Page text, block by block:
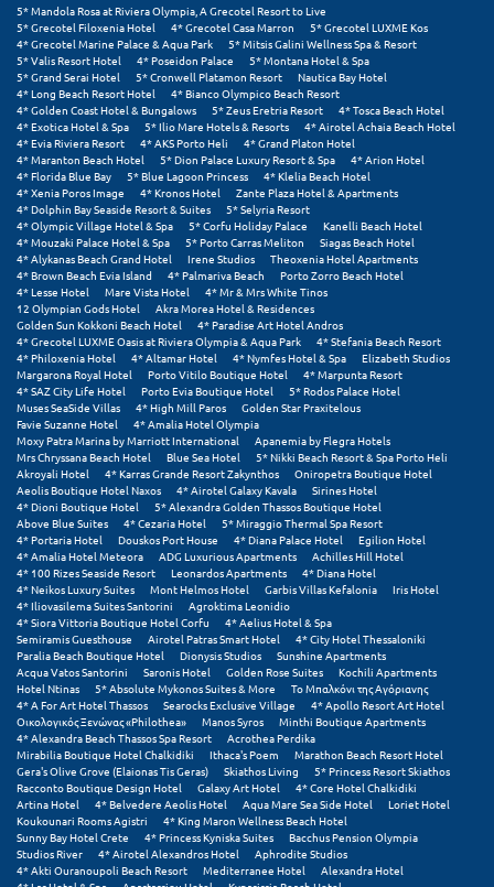
Παύλιανη
Πειραιάς
Πελοπόννησος
Πήλιο
Πιερία
Πλαταμώνας
Πλύτρα Λακωνίας
Πόρος
Πόρτο Χέλι
Πρέβεζα
Πύλος
Πύργος
Ρ
Ρέθυμνο
Ρίο
Ρόδος
Σ
Σαλαμίνα
Σαμοθράκη
Σάμος
5* Mandola Rosa at Riviera Olympia, A Grecotel Resort to Live
5* Grecotel Filoxenia Hotel
4* Grecotel Casa Marron
5* Grecotel LUXME Kos
4* Grecotel Marine Palace & Aqua Park
5* Mitsis Galini Wellness Spa & Resort
5* Valis Resort Hotel
4* Poseidon Palace
5* Montana Hotel & Spa
5* Grand Serai Hotel
5* Cronwell Platamon Resort
Nautica Bay Hotel
4* Long Beach Resort Hotel
4* Bianco Olympico Beach Resort
4* Golden Coast Hotel & Bungalows
5* Zeus Eretria Resort
4* Tosca Beach Hotel
4* Exotica Hotel & Spa
5* Ilio Mare Hotels & Resorts
4* Airotel Achaia Beach Hotel
4* Evia Riviera Resort
4* AKS Porto Heli
4* Grand Platon Hotel
4* Maranton Beach Hotel
5* Dion Palace Luxury Resort & Spa
4* Arion Hotel
4* Florida Blue Bay
5* Blue Lagoon Princess
4* Klelia Beach Hotel
4* Xenia Poros Image
4* Kronos Hotel
Zante Plaza Hotel & Apartments
4* Dolphin Bay Seaside Resort & Suites
5* Selyria Resort
4* Olympic Village Hotel & Spa
5* Corfu Holiday Palace
Kanelli Beach Hotel
4* Mouzaki Palace Hotel & Spa
5* Porto Carras Meliton
Siagas Beach Hotel
4* Alykanas Beach Grand Hotel
Irene Studios
Theoxenia Hotel Apartments
4* Brown Beach Evia Island
4* Palmariva Beach
Porto Zorro Beach Hotel
4* Lesse Hotel
Mare Vista Hotel
4* Mr & Mrs White Tinos
12 Olympian Gods Hotel
Akra Morea Hotel & Residences
Golden Sun Kokkoni Beach Hotel
4* Paradise Art Hotel Andros
4* Grecotel LUXME Oasis at Riviera Olympia & Aqua Park
4* Stefania Beach Resort
4* Philoxenia Hotel
4* Altamar Hotel 4* Nymfes Hotel & Spa
Elizabeth Studios
Margarona Royal Hotel
Porto Vitilo Boutique Hotel
4* Marpunta Resort
4* SAZ City Life Hotel
Porto Evia Boutique Hotel
5* Rodos Palace Hotel
Muses SeaSide Villas
4* High Mill Paros
Golden Star Praxitelous
Favie Suzanne Hotel
4* Amalia Hotel Olympia
Moxy Patra Marina by Marriott International
Apanemia by Flegra Hotels
Mrs Chryssana Beach Hotel
Blue Sea Hotel
5* Nikki Beach Resort & Spa Porto Heli
Akroyali Hotel
4* Karras Grande Resort Zakynthos
Oniropetra Boutique Hotel
Aeolis Boutique Hotel Naxos
4* Airotel Galaxy Kavala
Sirines Hotel
4* Dioni Boutique Hotel
5* Alexandra Golden Thassos Boutique Hotel
Above Blue Suites
4* Cezaria Hotel
5* Miraggio Thermal Spa Resort
4* Portaria Hotel
Douskos Port House 4* Diana Palace Hotel
Egilion Hotel
4* Amalia Hotel Meteora
ADG Luxurious Apartments
Achilles Hill Hotel
4* 100 Rizes Seaside Resort
Leonardos Apartments
4* Diana Hotel
4* Neikos Luxury Suites
Mont Helmos Hotel Garbis Villas Kefalonia
Iris Hotel
4* Iliovasilema Suites Santorini
Agroktima Leonidio
4* Siora Vittoria Boutique Hotel Corfu
4* Aelius Hotel & Spa
Semiramis Guesthouse
Airotel Patras Smart Hotel
4* City Hotel Thessaloniki
Paralia Beach Boutique Hotel
Dionysis Studios
Sunshine Apartments
Acqua Vatos Santorini
Saronis Hotel Golden Rose Suites
Kochili Apartments
Hotel Ntinas
5* Absolute Mykonos Suites & More
Το Μπαλκόνι της Αγόριανης
4* A For Art Hotel Thassos
Searocks Exclusive Village
4* Apollo Resort Art Hotel
Οικολογικός Ξενώνας «Philothea»
Manos Syros
Minthi Boutique Apartments
4* Alexandra Beach Thassos Spa Resort
Acrothea Perdika
Mirabilia Boutique Hotel Chalkidiki
Ithaca's Poem
Marathon Beach Resort Hotel
Gera's Olive Grove (Elaionas Tis Geras)
Skiathos Living
5* Princess Resort Skiathos
Racconto Boutique Design Hotel
Galaxy Art Hotel
4* Core Hotel Chalkidiki
Artina Hotel
4* Belvedere Aeolis Hotel Aqua Mare Sea Side Hotel
Loriet Hotel
Koukounari Rooms Agistri
4* King Maron Wellness Beach Hotel
Sunny Bay Hotel Crete
4* Princess Kyniska Suites
Bacchus Pension Olympia
Studios River
4* Airotel Alexandros Hotel
Aphrodite Studios
4* Akti Ouranoupoli Beach Resort
Mediterranee Hotel
Alexandra Hotel